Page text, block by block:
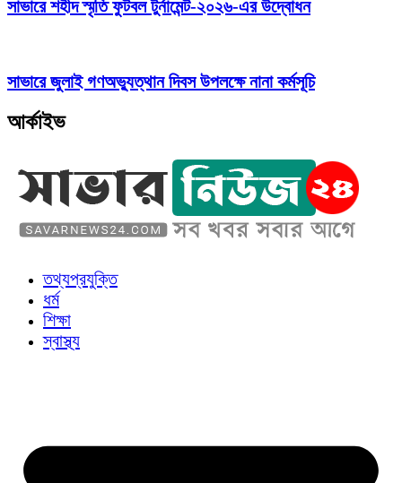
সাভারে শহীদ স্মৃতি ফুটবল টুর্নামেন্ট-২০২৬-এর উদ্বোধন
সাভারে জুলাই গণঅভ্যুত্থান দিবস উপলক্ষে নানা কর্মসূচি
আর্কাইভ
তথ্যপ্রযুক্তি
ধর্ম
শিক্ষা
স্বাস্থ্য